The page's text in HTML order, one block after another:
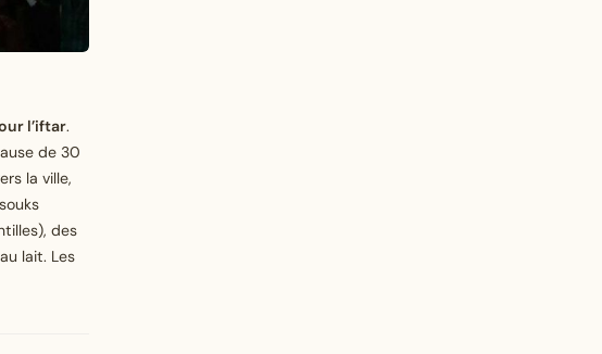
l’iftar.
de 30
la ville,
des
lait. Les